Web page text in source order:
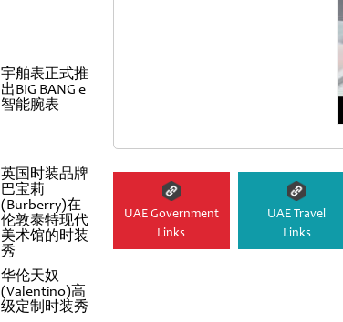
宇舶表正式推
出BIG BANG e
智能腕表
英国时装品牌
巴宝莉
(Burberry)在
伦敦泰特现代
美术馆的时装
秀
华伦天奴
(Valentino)高
级定制时装秀
UAE Government
Links
UAE Travel
Links